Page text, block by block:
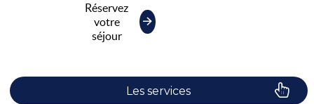
Réservez
votre
séjour
Les services